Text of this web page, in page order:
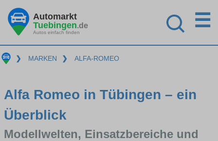
Automarkt
Tuebingen.de
Autos einfach finden
☰
❯ MARKEN ❯ ALFA-ROMEO
Alfa Romeo in Tübingen – ein
Überblick
Modellwelten, Einsatzbereiche und